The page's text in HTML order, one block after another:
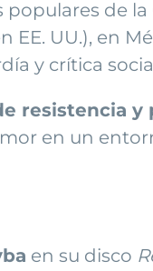
de
UU.), en
y crítica
resistencia y
en un
en su disco